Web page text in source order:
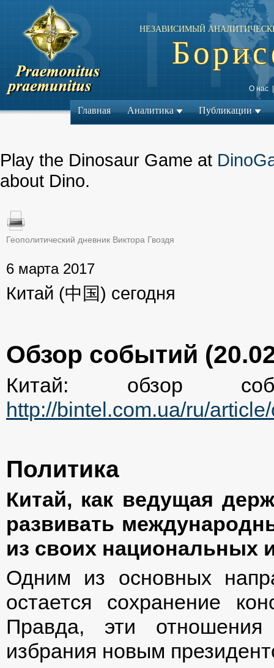
НЕЗАВИСИМЫЙ
О нас
Главная Аналитика Публикации
Play the Dinosaur Game at
about Dino.
Геополитический дневник Виктора Гвоздя
6 марта 2017
Китай (中国) сегодня
Обзор событий
Китай: обзор
http://bintel.com.ua/ru/
Политика
Китай, как ведущая
развивать
из своих национальных
Одним из основных
остается сохранение
Правда, эти отношения
избрания новым